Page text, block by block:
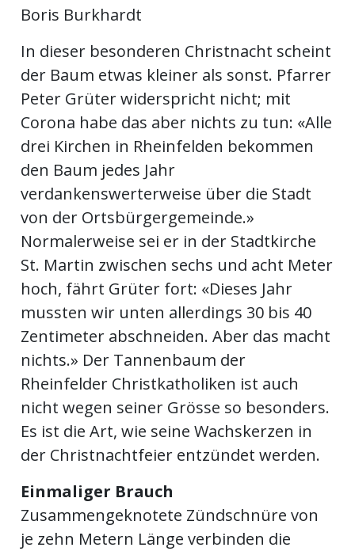
Boris Burkhardt
In dieser besonderen Christnacht scheint
der Baum etwas kleiner als sonst. Pfarrer
Peter Grüter widerspricht nicht; mit
Corona habe das aber nichts zu tun: «Alle
drei Kirchen in Rheinfelden bekommen
den Baum jedes Jahr
verdankenswerterweise über die Stadt
von der Ortsbürgergemeinde.»
Normalerweise sei er in der Stadtkirche
St. Martin zwischen sechs und acht Meter
hoch, fährt Grüter fort: «Dieses Jahr
mussten wir unten allerdings 30 bis 40
Zentimeter abschneiden. Aber das macht
nichts.» Der Tannenbaum der
Rheinfelder Christkatholiken ist auch
nicht wegen seiner Grösse so besonders.
Es ist die Art, wie seine Wachskerzen in
der Christnachtfeier entzündet werden.
Einmaliger Brauch
Zusammengeknotete Zündschnüre von
je zehn Metern Länge verbinden die